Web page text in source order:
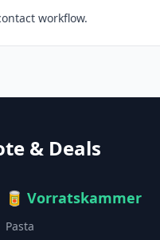
workflow.
& Deals
🥫 Vorratskammer
Pasta